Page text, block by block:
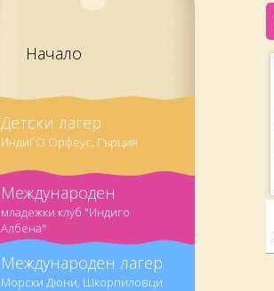
Начало
Детски лагер
ИндиГО Орфеус, Гърция
Международен
младежки клуб "Индиго
Албена"
Международен лагер
Морски Дюни, Шкорпиловци